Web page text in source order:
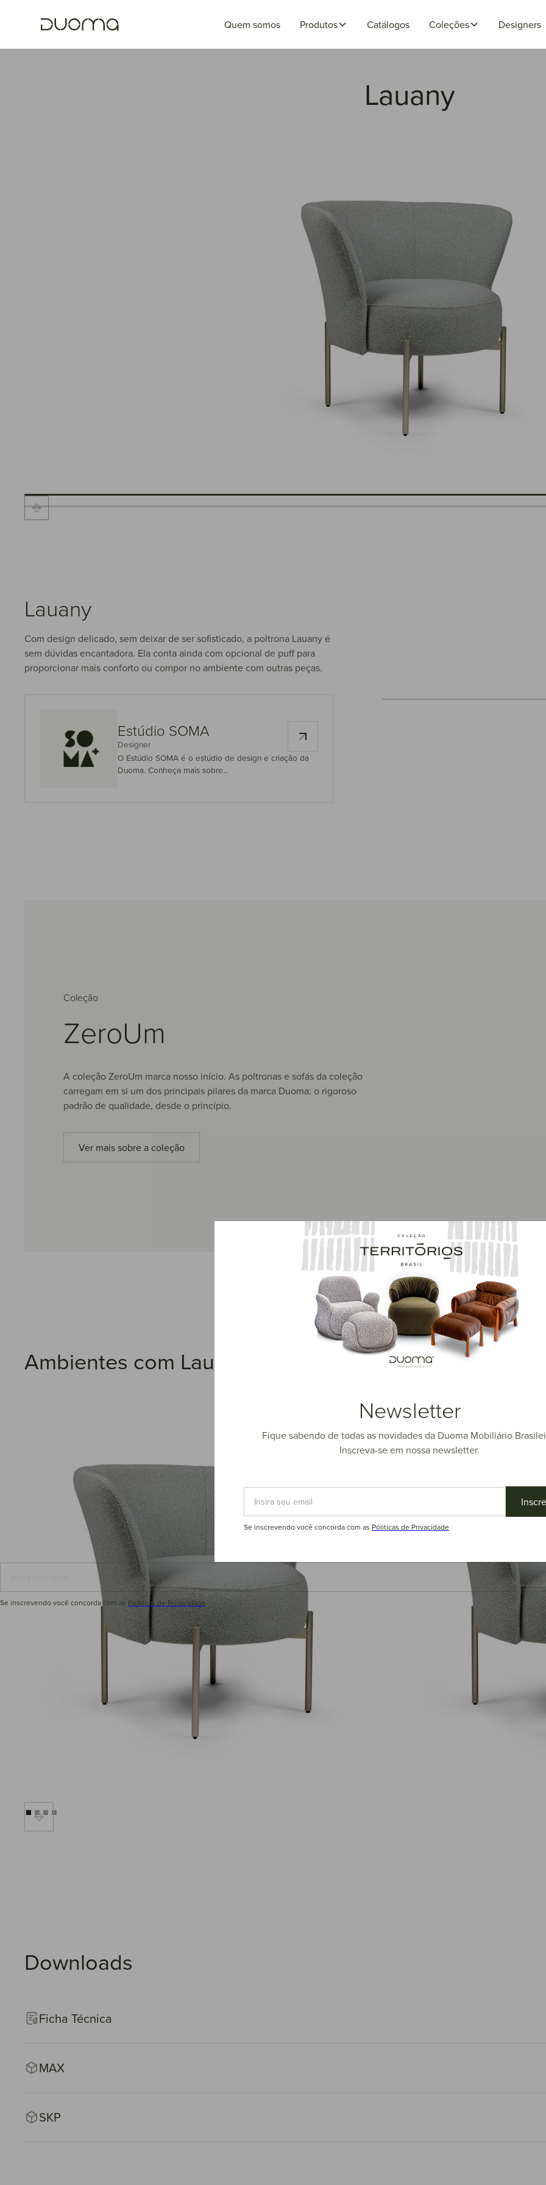
Quem somos Produtos Catálogos Coleções Designers
Newsletter
Fique sabendo de todas as novidades da Duoma Mobiliário
Inscreva-se em nossa newsletter.
Se inscrevendo você concorda com as Póliticas de Privacidade
Se inscrevendo você concorda com as Póliticas de Privacidade
Lauany
Lauany
Com design delicado, sem deixar de ser sofisticado, a poltrona Lauany é
sem dúvidas encantadora. Ela conta ainda com opcional de puff para
proporcionar mais conforto ou compor no ambiente com outras peças.
Estúdio SOMA
Designer
O Estúdio SOMA é o estúdio de design e criação da
Duoma. Conheça mais sobre...
Coleção
ZeroUm
A coleção ZeroUm marca nosso início. As poltronas e sofás da coleção
carregam em si um dos principais pilares da marca Duoma: o rigoroso
padrão de qualidade, desde o princípio.
Ver mais sobre a coleção
Ambientes com Lauany
Downloads
Ficha Técnica
MAX
SKP